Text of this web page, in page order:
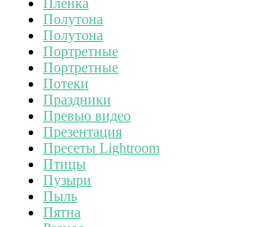
Полутона
Полутона
Портретные
Портретные
Потеки
Праздники
Превью видео
Презентация
Пресеты Lightroom
Птицы
Пузыри
Пыль
Пятна